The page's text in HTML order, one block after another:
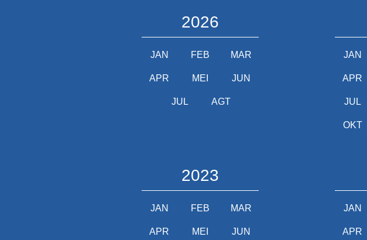
2026
JAN FEB MAR
APR MEI JUN
JUL AGT
JAN
APR
JUL
OKT
2023
JAN FEB MAR
APR MEI JUN
JAN
APR